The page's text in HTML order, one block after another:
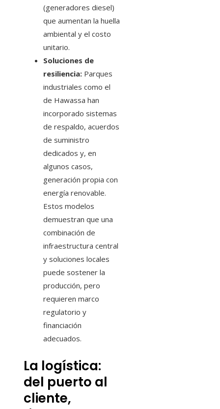
(generadores diesel)
que aumentan la huella
ambiental y el costo
unitario.
Soluciones de
resiliencia: Parques
industriales como el
de Hawassa han
incorporado sistemas
de respaldo, acuerdos
de suministro
dedicados y, en
algunos casos,
generación propia con
energía renovable.
Estos modelos
demuestran que una
combinación de
infraestructura central
y soluciones locales
puede sostener la
producción, pero
requieren marco
regulatorio y
financiación
adecuados.
La logística:
del puerto al
cliente,